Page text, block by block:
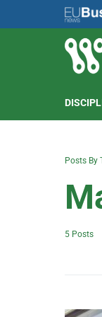
Posts By
5 Posts